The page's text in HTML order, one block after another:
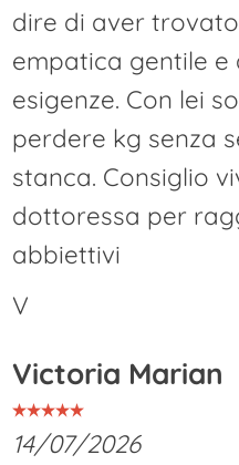
dire di aver
empatica gentile
esigenze. Con lei
perdere kg senza
stanca. Consiglio
dottoressa per
abbiettivi
V
Victoria Marian
14/07/2026